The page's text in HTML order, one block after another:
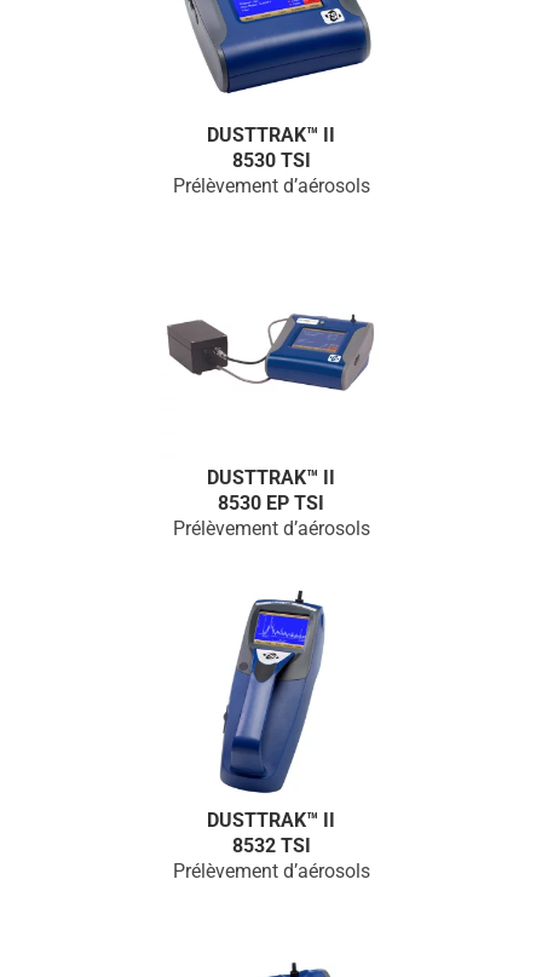
DUSTTRAK™ II
8530 TSI
Prélèvement d’aérosols
DUSTTRAK™ II
8530 EP TSI
Prélèvement d’aérosols
DUSTTRAK™ II
8532 TSI
Prélèvement d’aérosols